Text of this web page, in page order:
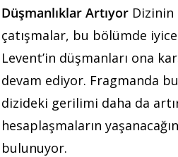
Düşmanlıklar Artıyor Dizinin
çatışmalar, bu bölümde
Levent’in düşmanları ona
devam ediyor. Fragmanda
dizideki gerilimi daha da
hesaplaşmaların
bulunuyor.